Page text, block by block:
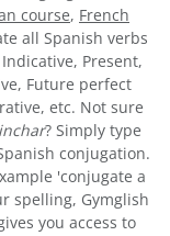
course, French
all Spanish verbs
Present,
Future perfect
etc. Not sure
? Simply type
conjugation.
'conjugate a
spelling, Gymglish
you access to